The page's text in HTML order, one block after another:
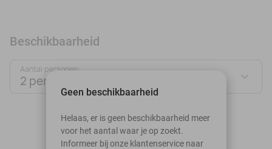
Beschikbaarheid
Aantal personen:
2 personen
augustus 2026
Ma
Di Wo Do Vr
Geen beschikbaarheid
Helaas, er is geen beschikbaarheid meer
voor het aantal waar je op zoekt.
Informeer bij onze klantenservice naar